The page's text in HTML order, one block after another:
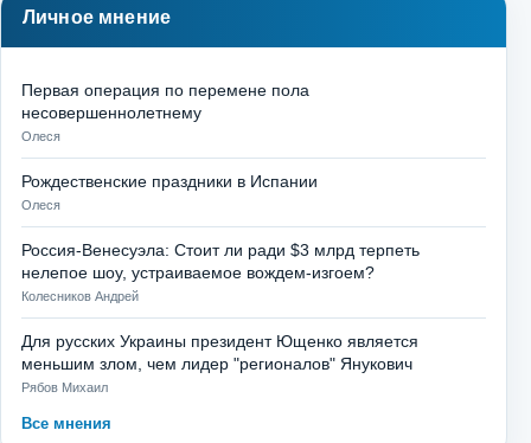
Личное мнение
Первая операция по перемене пола
несовершеннолетнему
Олеся
Рождественские праздники в Испании
Олеся
Россия-Венесуэла: Стоит ли ради $3 млрд терпеть
нелепое шоу, устраиваемое вождем-изгоем?
Колесников Андрей
Для русских Украины президент Ющенко является
меньшим злом, чем лидер "регионалов" Янукович
Рябов Михаил
Все мнения